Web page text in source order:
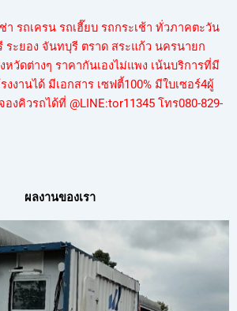
า รถเครน รถเฮี๊ยบ รถกระเช้า ทั่วภาคตะวัน
ระยอง จันทบุรี ตราด สระแก้ว นครนายก
หวัดต่างๆ ราคากันเองไม่แพง เน้นบริการที่มี
งานได้ มีเอกสาร เซฟตี้100% มีใบเซอร์4ผู้
คิวรถได้ที่ @LINE:tor11345 โทร080-829-
ผลงานของเรา